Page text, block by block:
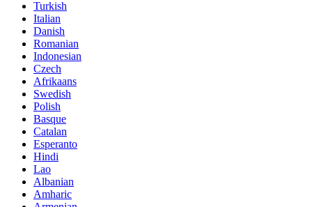
Turkish
Italian
Danish
Romanian
Indonesian
Czech
Afrikaans
Swedish
Polish
Basque
Catalan
Esperanto
Hindi
Lao
Albanian
Amharic